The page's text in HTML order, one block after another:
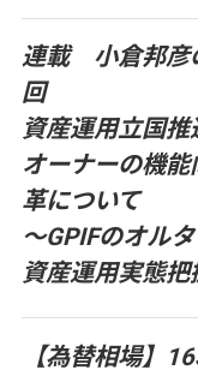
連載 小倉邦彦
回
資産運用立国
オーナーの機
革について
～GPIFのオル
資産運用実態
【為替相場】